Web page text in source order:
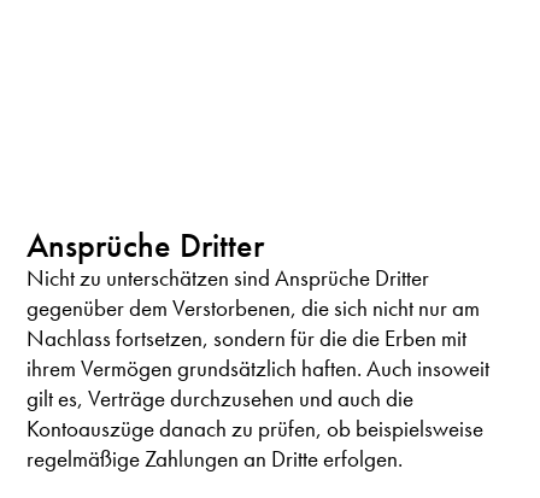
Ansprüche Dritter
Nicht zu unterschätzen sind Ansprüche Dritter
gegenüber dem Verstorbenen, die sich nicht nur am
Nachlass fortsetzen, sondern für die die Erben mit
ihrem Vermögen grundsätzlich haften. Auch insoweit
gilt es, Verträge durchzusehen und auch die
Kontoauszüge danach zu prüfen, ob beispielsweise
regelmäßige Zahlungen an Dritte erfolgen.